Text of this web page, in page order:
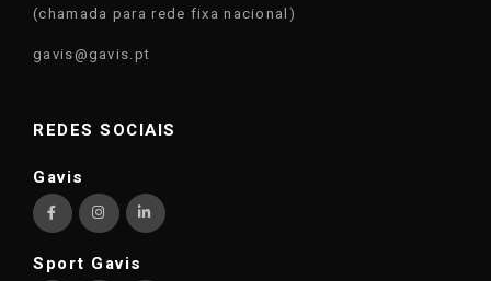
(chamada para rede fixa nacional)
gavis@gavis.pt
REDES SOCIAIS
Gavis
Sport Gavis